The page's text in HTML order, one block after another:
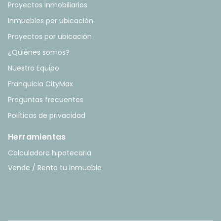
Proyectos Inmobiliarios
Inmuebles por ubicación
Proyectos por ubicación
¿Quiénes somos?
Nuestro Equipo
Franquicia CityMax
Preguntas frecuentes
Políticas de privacidad
Herramientas
Calculadora hipotecaria
Vende / Renta tu inmueble